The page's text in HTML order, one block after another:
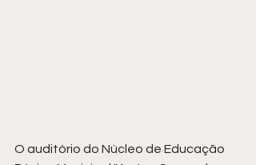
O auditório do Núcleo de Educação